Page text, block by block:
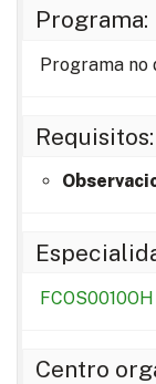
Programa:
Programa no
Requisitos:
Centro